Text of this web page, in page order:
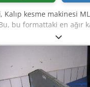
, Kalıp kesme makinesi
bu formattaki en ağır
12.500 kg 380 V
- pnömatik debriyaj ve
çalışma modu: sürekli,
yağlama - kelepçe
Dsdsu Ul Tzopfx